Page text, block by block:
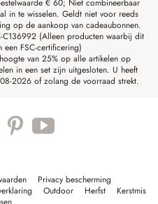
€ 60; Niet combineerbaar
in te wisselen. Geldt niet voor reeds
op de aankoop van cadeaubonnen.
C136992 (Alleen producten waarbij dit
een FSC-certificering)
van 25% op alle artikelen op
in een set zijn uitgesloten. U heeft
2026 of zolang de voorraad strekt.
Privacy bescherming
Outdoor Herfst
Kerstmis